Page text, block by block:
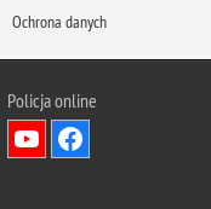
Ochrona danych
Policja online